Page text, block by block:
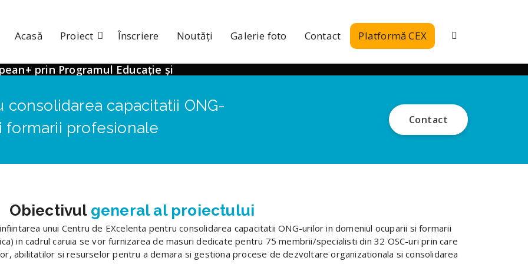
Acasă Proiect Înscriere Noutăți Galerie foto Contact Platformă CEX
prin Programul Educație și
și a serviciilor pieței muncii pentru ca
în materie de competențe, să asigure o
corelarea cererii și a ofertei, tranzițiile și
capacitatii ONG-
formarii profesionale
Contact
Obiectivul general al proiectului
unui Centru de EXcelenta pentru consolidarea capacitatii ONG-urilor in domeniul ocuparii si formarii
in cadrul caruia se vor furnizarea de masuri dedicate pentru 75 membrii/specialisti din 32 OSC-uri prin care
abilitatilor si resurselor pentru a demara si gestiona procese de dezvoltare organizationala si consolidarea